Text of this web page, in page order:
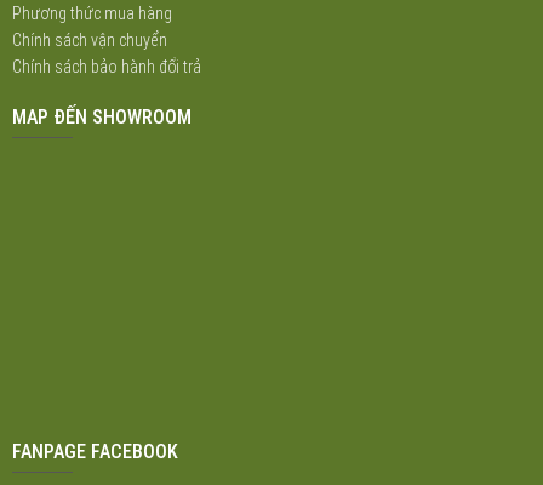
Phương thức mua hàng
Chính sách vận chuyển
Chính sách bảo hành đổi trả
MAP ĐẾN SHOWROOM
FANPAGE FACEBOOK